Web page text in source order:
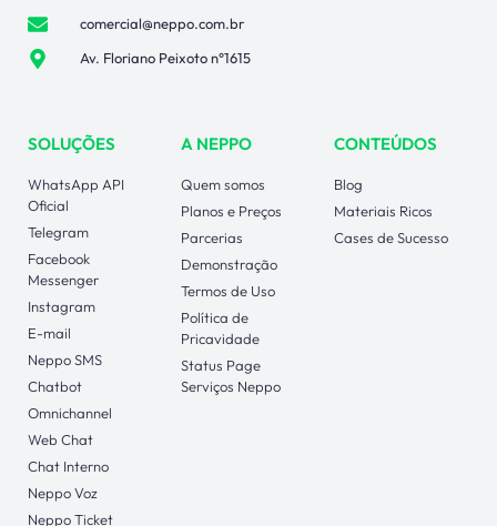
comercial@neppo.com.br
Av. Floriano Peixoto n°1615
SOLUÇÕES
WhatsApp API
Oficial
Telegram
Facebook
Messenger
Instagram
E-mail
Neppo SMS
Chatbot
Omnichannel
Web Chat
Chat Interno
Neppo Voz
Neppo Ticket
A NEPPO
Quem somos
Planos e Preços
Parcerias
Demonstração
Termos de Uso
Política de
Pricavidade
Status Page
Serviços Neppo
CONTEÚDOS
Blog
Materiais Ricos
Cases de Sucesso